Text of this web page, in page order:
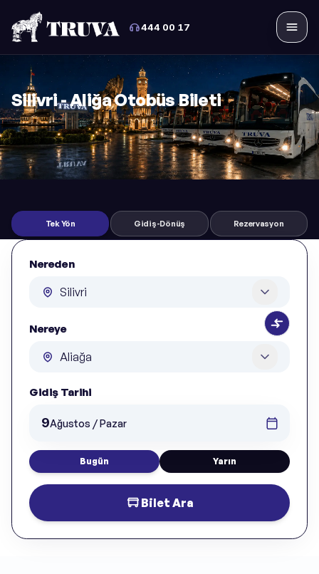
444 00 17
Silivri - Aliğa Otobüs Bileti
Tek Yön Gidiş-Dönüş Rezervasyon
Nereden
Nereye
Gidiş Tarihi
9Ağustos / Pazar
Bugün Yarın
Bilet Ara